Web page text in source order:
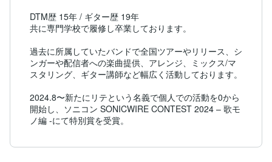
DTM歴 15年 / ギター歴 19年
共に専門学校で履修し卒業しております。
過去に所属していたバンドで全国ツアーやリリース、シ
ンガーや配信者への楽曲提供、アレンジ、ミックス/マ
スタリング、ギター講師など幅広く活動しております。
2024.8〜新たにリテという名義で個人での活動を0から
開始し、ソニコン SONICWIRE CONTEST 2024 – 歌モ
ノ編 -にて特別賞を受賞。